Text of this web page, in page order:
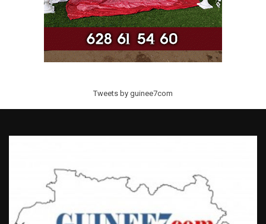
Tweets by guinee7com